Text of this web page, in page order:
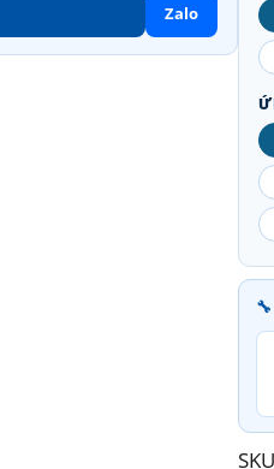
Zalo